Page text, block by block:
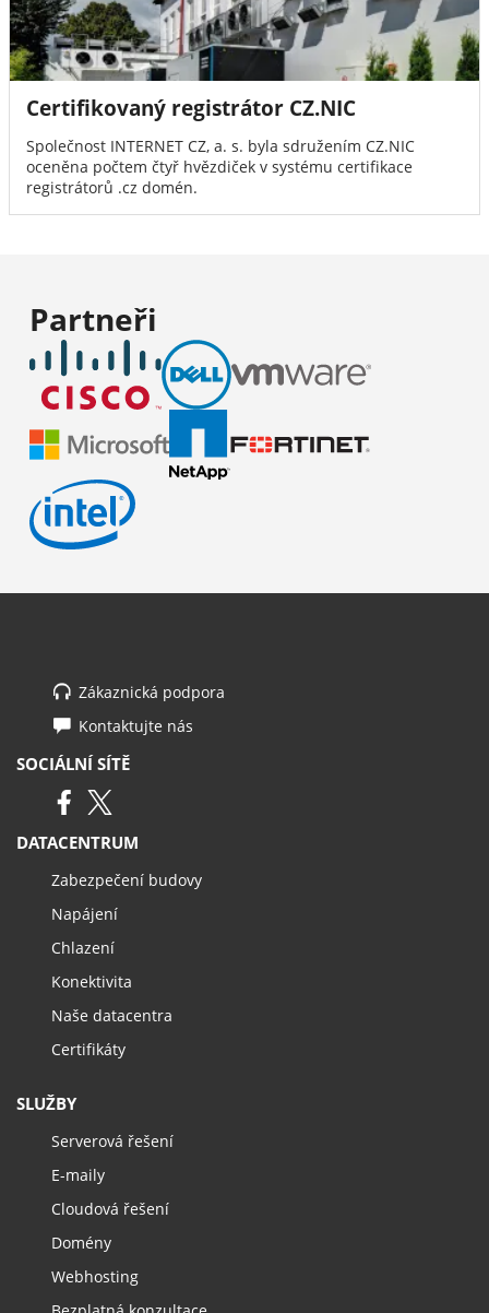
Certifikovaný registrátor CZ.NIC
Společnost INTERNET CZ, a. s. byla sdružením CZ.NIC
oceněna počtem čtyř hvězdiček v systému certifikace
registrátorů .cz domén.
Partneři
Zákaznická podpora
Kontaktujte nás
SOCIÁLNÍ SÍTĚ
DATACENTRUM
Zabezpečení budovy
Napájení
Chlazení
Konektivita
Naše datacentra
Certifikáty
SLUŽBY
Serverová řešení
E-maily
Cloudová řešení
Domény
Webhosting